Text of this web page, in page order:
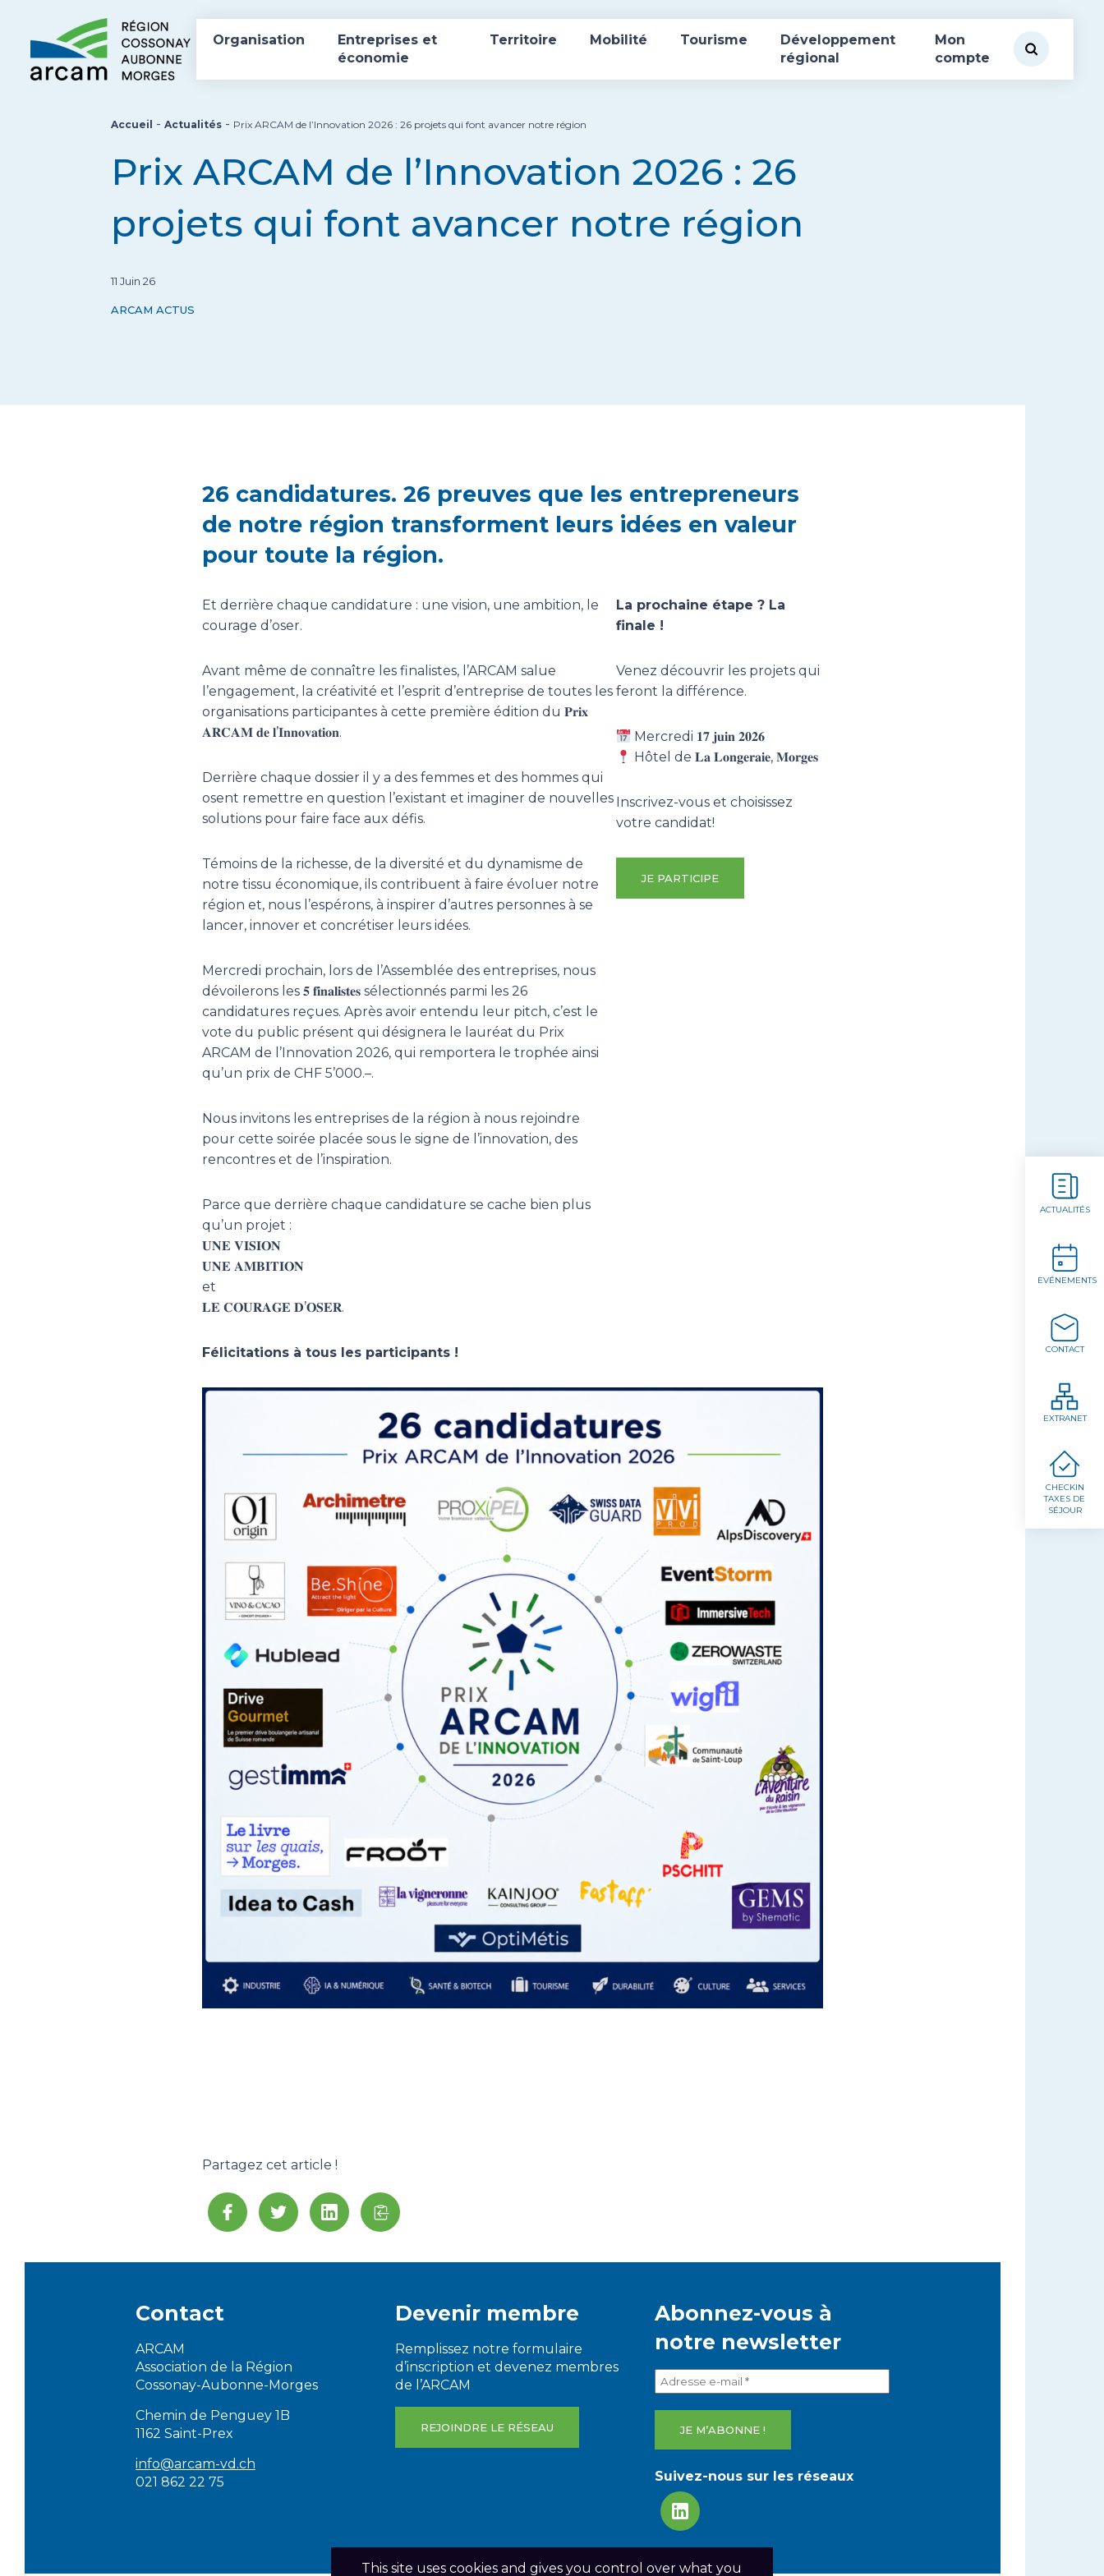
Organisation
Entreprises et
économie
Territoire Mobilité Tourisme
Développement
régional
Mon
compte
ACTUALITÉS
EVÉNEMENTS
CONTACT
EXTRANET
CHECKIN
TAXES DE
SÉJOUR
Accueil - Actualités - Prix ARCAM de l’Innovation 2026 : 26 projets qui font avancer notre région
Prix ARCAM de l’Innovation 2026 : 26
projets qui font avancer notre région
11 Juin 26
ARCAM ACTUS
26 candidatures. 26 preuves que les entrepreneurs
de notre région transforment leurs idées en valeur
pour toute la région.
Et derrière chaque candidature : une vision, une ambition, le
courage d’oser.
Avant même de connaître les finalistes, l’ARCAM salue
l’engagement, la créativité et l’esprit d’entreprise de toutes les
organisations participantes à cette première édition du 𝐏𝐫𝐢𝐱
𝐀𝐑𝐂𝐀𝐌 𝐝𝐞 𝐥’𝐈𝐧𝐧𝐨𝐯𝐚𝐭𝐢𝐨𝐧.
Derrière chaque dossier il y a des femmes et des hommes qui
osent remettre en question l’existant et imaginer de nouvelles
solutions pour faire face aux défis.
Témoins de la richesse, de la diversité et du dynamisme de
notre tissu économique, ils contribuent à faire évoluer notre
région et, nous l’espérons, à inspirer d’autres personnes à se
lancer, innover et concrétiser leurs idées.
Mercredi prochain, lors de l’Assemblée des entreprises, nous
dévoilerons les 𝟓 𝐟𝐢𝐧𝐚𝐥𝐢𝐬𝐭𝐞𝐬 sélectionnés parmi les 26
candidatures reçues. Après avoir entendu leur pitch, c’est le
vote du public présent qui désignera le lauréat du Prix
ARCAM de l’Innovation 2026, qui remportera le trophée ainsi
qu’un prix de CHF 5’000.–.
Nous invitons les entreprises de la région à nous rejoindre
pour cette soirée placée sous le signe de l’innovation, des
rencontres et de l’inspiration.
Parce que derrière chaque candidature se cache bien plus
qu’un projet :
𝐔𝐍𝐄 𝐕𝐈𝐒𝐈𝐎𝐍
𝐔𝐍𝐄 𝐀𝐌𝐁𝐈𝐓𝐈𝐎𝐍
et
𝐋𝐄 𝐂𝐎𝐔𝐑𝐀𝐆𝐄 𝐃’𝐎𝐒𝐄𝐑.
Félicitations à tous les participants !
La prochaine étape ? La
finale !
Venez découvrir les projets qui
feront la différence.
Mercredi 𝟏𝟕 𝐣𝐮𝐢𝐧 𝟐𝟎𝟐𝟔
Hôtel de 𝐋𝐚 𝐋𝐨𝐧𝐠𝐞𝐫𝐚𝐢𝐞, 𝐌𝐨𝐫𝐠𝐞𝐬
Inscrivez-vous et choisissez
votre candidat!
JE PARTICIPE
Partagez cet article !
Contact
ARCAM
Association de la Région
Cossonay-Aubonne-Morges
Chemin de Penguey 1B
1162 Saint-Prex
info@arcam-vd.ch
021 862 22 75
Devenir membre
Remplissez notre formulaire
d’inscription et devenez membres
de l’ARCAM
REJOINDRE LE RÉSEAU
Abonnez-vous à
notre newsletter
Suivez-nous sur les réseaux
This site uses cookies and gives you control over what you